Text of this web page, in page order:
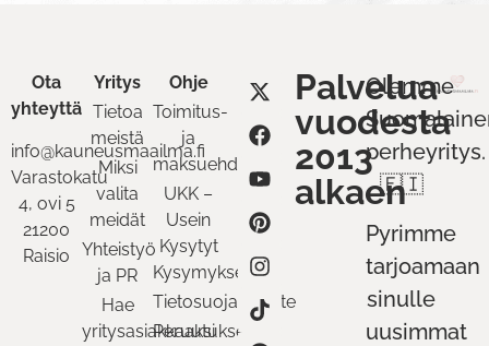
Ota
yhteyttä
info@kauneusmaailma.fi
Varastokatu
4, ovi 5
21200
Raisio
Yritys
Tietoa
meistä
Miksi
valita
meidät
Yhteistyö
ja PR
Hae
yritysasiakkaaksi
Ohje
Toimitus-
ja
maksuehdot
UKK –
Usein
Kysytyt
Kysymykset
Tietosuojaseloste
Peruutukset
Palvelua
vuodesta
2013
alkaen
Olemme
perheyritys.
🇫🇮
Pyrimme
tarjoamaan
sinulle
uusimmat